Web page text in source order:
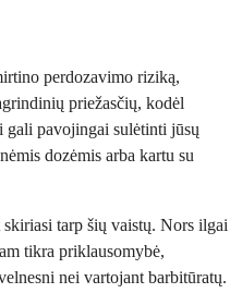
perdozavimo riziką,
priežasčių, kodėl
pavojingai sulėtinti jūsų
dozėmis arba kartu su
tarp šių vaistų. Nors ilgai
tikra priklausomybė,
nei vartojant barbitūratų.